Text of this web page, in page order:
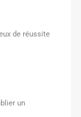
de réussite
un